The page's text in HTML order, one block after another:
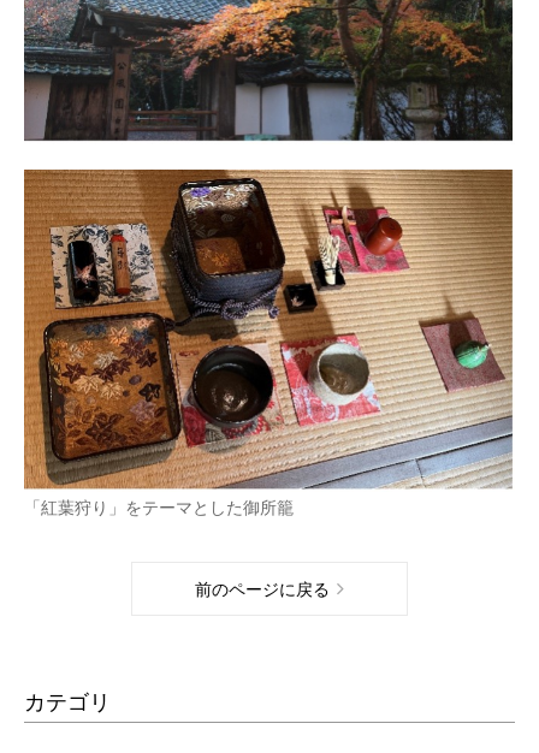
「紅葉狩り」をテーマとした御所籠
前のページに戻る
カテゴリ